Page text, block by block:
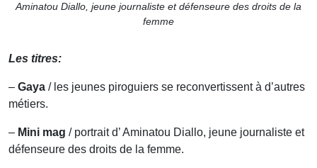
Aminatou Diallo, jeune journaliste et défenseure des droits de la
femme
Les titres:
– Gaya / les jeunes piroguiers se reconvertissent à d’autres
métiers.
– Mini mag / portrait d’ Aminatou Diallo, jeune journaliste et
défenseure des droits de la femme.